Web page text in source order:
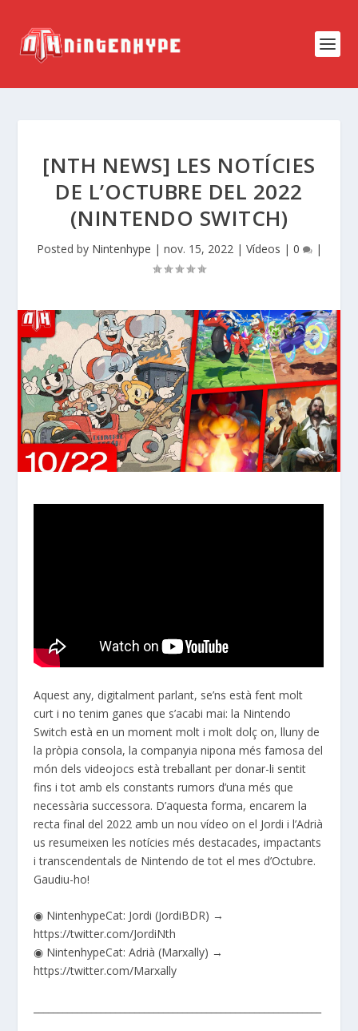
[NTH NEWS] LES NOTÍCIES
DE L’OCTUBRE DEL 2022
(NINTENDO SWITCH)
Posted by Nintenhype | nov. 15, 2022| Vídeos | 0 |
Aquest any, digitalment parlant, se’ns està fent molt
curt i no tenim ganes que s’acabi mai: la Nintendo
Switch està en un moment molt i molt dolç on, lluny de
la pròpia consola, la companyia nipona més famosa del
món dels videojocs està treballant per donar-li sentit
fins i tot amb els constants rumors d’una més que
necessària successora. D’aquesta forma, encarem la
recta final del 2022 amb un nou vídeo on el Jordi i l’Adrià
us resumeixen les notícies més destacades, impactants
i transcendentals de Nintendo de tot el mes d’Octubre.
Gaudiu-ho!
◉ NintenhypeCat: Jordi (JordiBDR) →
https://twitter.com/JordiNth
◉ NintenhypeCat: Adrià (Marxally) →
https://twitter.com/Marxally